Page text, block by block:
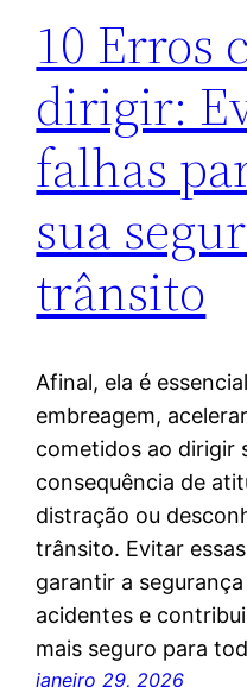
10 Erros
dirigir:
falhas
sua
trânsito
Afinal, ela é
embreagem,
cometidos ao dirigir
consequência de
distração ou
trânsito. Evitar
garantir a
acidentes e
mais seguro para
janeiro 29, 2026